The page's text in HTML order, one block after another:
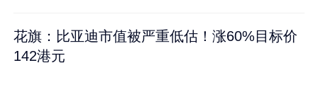
花旗：比亚迪市值被严重低估！涨60%目标价
142港元